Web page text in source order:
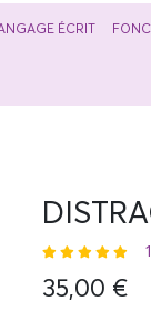
ÉCRIT
35,00 €